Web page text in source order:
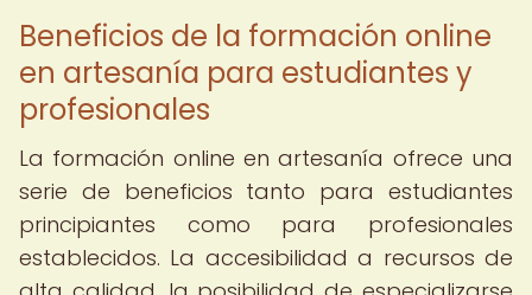
Beneficios de la formación online
en artesanía para estudiantes y
profesionales
La formación online en artesanía ofrece una
serie de beneficios tanto para estudiantes
principiantes como para profesionales
establecidos. La accesibilidad a recursos de